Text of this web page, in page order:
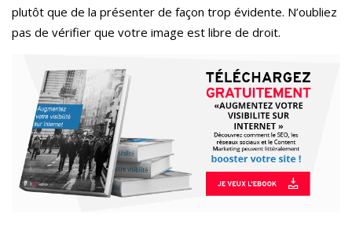
plutôt que de la présenter de façon trop évidente. N’oubliez
pas de vérifier que votre image est libre de droit.